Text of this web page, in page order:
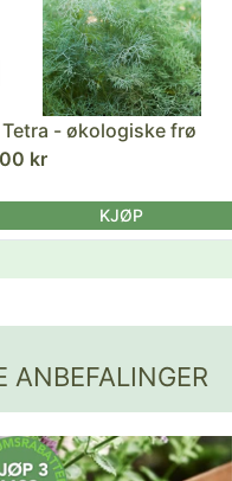
- økologiske frø
kr
KJØP
ANBEFALINGER